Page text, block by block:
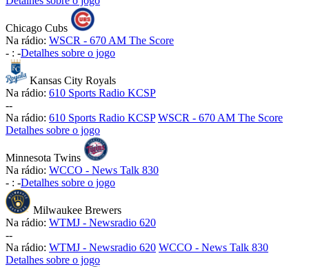
Chicago Cubs
Na rádio: WSCR - 670 AM The Score
- : -Detalhes sobre o jogo
Kansas City Royals
Na rádio: 610 Sports Radio KCSP
--
Na rádio: 610 Sports Radio KCSP WSCR - 670 AM The Score
Detalhes sobre o jogo
Minnesota Twins
Na rádio: WCCO - News Talk 830
- : -Detalhes sobre o jogo
Milwaukee Brewers
Na rádio: WTMJ - Newsradio 620
--
Na rádio: WTMJ - Newsradio 620 WCCO - News Talk 830
Detalhes sobre o jogo